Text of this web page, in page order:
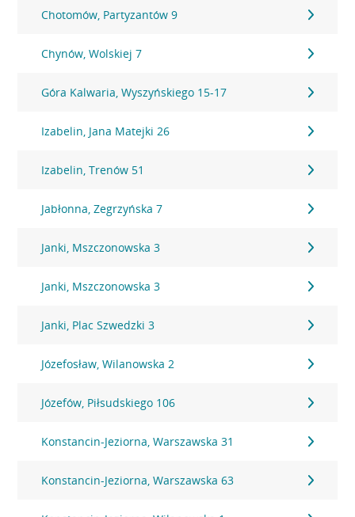
Chotomów, Partyzantów 9
Chynów, Wolskiej 7
Góra Kalwaria, Wyszyńskiego 15-17
Izabelin, Jana Matejki 26
Izabelin, Trenów 51
Jabłonna, Zegrzyńska 7
Janki, Mszczonowska 3
Janki, Mszczonowska 3
Janki, Plac Szwedzki 3
Józefosław, Wilanowska 2
Józefów, Piłsudskiego 106
Konstancin-Jeziorna, Warszawska 31
Konstancin-Jeziorna, Warszawska 63